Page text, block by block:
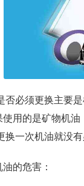
否必须更换主要
用的是矿物机
一次机油就没有
的危害：